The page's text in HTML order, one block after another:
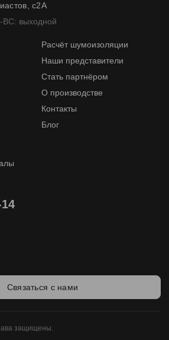
с2А
выходной
Расчёт шумоизоляции
Наши представители
Стать партнёром
О производстве
Контакты
Блог
Связаться с нами
защищены.